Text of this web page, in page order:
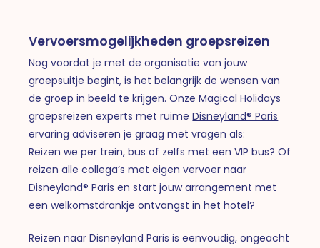
Vervoersmogelijkheden groepsreizen
Nog voordat je met de organisatie van jouw
groepsuitje begint, is het belangrijk de wensen van
de groep in beeld te krijgen. Onze Magical Holidays
groepsreizen experts met ruimeDisneyland® Paris
ervaring adviseren je graag met vragen als:
Reizen we per trein, bus of zelfs met een VIP bus? Of
reizen alle collega’s met eigen vervoer naar
Disneyland® Paris en start jouw arrangement met
een welkomstdrankje ontvangst in het hotel?
Reizen naar Disneyland Paris is eenvoudig, ongeacht